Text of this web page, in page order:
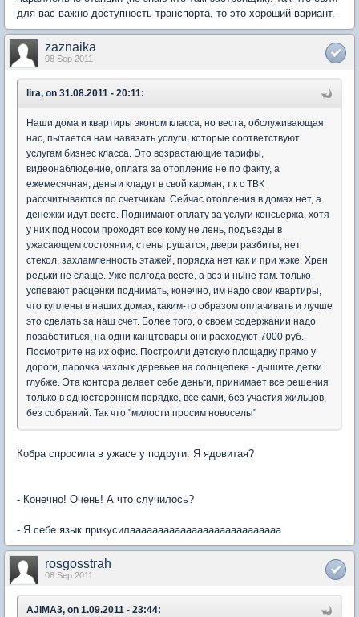
для вас важно доступность транспорта, то это хороший вариант.
zaznaika
08 Sep 2011
lira, on 31.08.2011 - 20:11:
Наши дома и квартиры эконом класса, но веста, обслуживающая
нас, пытается нам навязать услуги, которые соответствуют
услугам бизнес класса. Это возрастающие тарифы,
видеонаблюдение, оплата за отопление не по факту, а
ежемесячная, деньги кладут в свой карман, т.к с ТВК
рассчитываются по счетчикам. Сейчас отопления в домах нет, а
денежки идут весте. Поднимают оплату за услуги консьержа, хотя
у них под носом проходят все кому не лень, подъезды в
ужасающем состоянии, стены рушатся, двери разбиты, нет
стекол, захламленность этажей, порядка нет как и при жэке. Хрен
редьки не слаще. Уже полгода весте, а воз и ныне там. только
успевают расценки поднимать, конечно, им надо свои квартиры,
что куплены в наших домах, каким-то образом оплачивать и лучше
это сделать за наш счет. Более того, о своем содержании надо
позаботиться, на одни канцтовары они расходуют 7000 руб.
Посмотрите на их офис. Построили детскую площадку прямо у
дороги, парочка чахлых деревьев на солнцепеке - дышите детки
глубже. Эта контора делает себе деньги, принимает все решения
только в одностороннем порядке, все сами, без участия жильцов,
без собраний. Так что "милости просим новоселы"
Кобра спросила в ужасе у подруги: Я ядовитая?
- Конечно! Очень! А что случилось?
- Я себе язык прикусилааааааааааааааааааааааааааа
rosgosstrah
08 Sep 2011
AJIMA3, on 1.09.2011 - 23:44: